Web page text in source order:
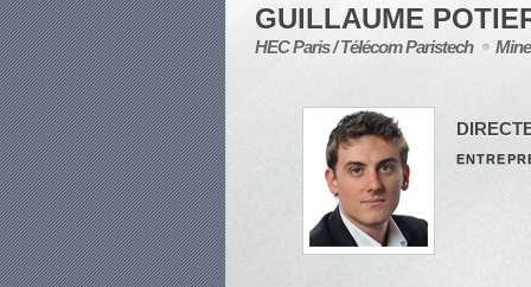
GUILLAUME
HEC Paris / Télécom Paristech